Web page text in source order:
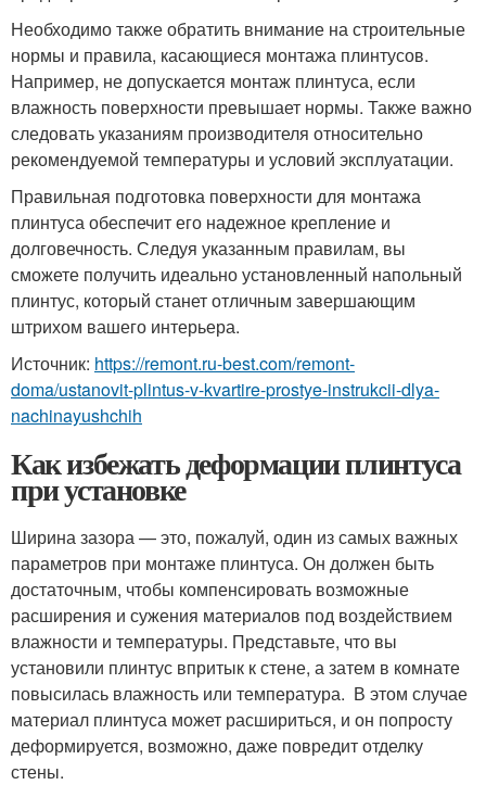
Необходимо также обратить внимание на строительные
нормы и правила, касающиеся монтажа плинтусов.
Например, не допускается монтаж плинтуса, если
влажность поверхности превышает нормы. Также важно
следовать указаниям производителя относительно
рекомендуемой температуры и условий эксплуатации.
Правильная подготовка поверхности для монтажа
плинтуса обеспечит его надежное крепление и
долговечность. Следуя указанным правилам, вы
сможете получить идеально установленный напольный
плинтус, который станет отличным завершающим
штрихом вашего интерьера.
Источник: https://remont.ru-best.com/remont-
doma/ustanovit-plintus-v-kvartire-prostye-instrukcii-dlya-
nachinayushchih
Как избежать деформации плинтуса
при установке
Ширина зазора — это, пожалуй, один из самых важных
параметров при монтаже плинтуса. Он должен быть
достаточным, чтобы компенсировать возможные
расширения и сужения материалов под воздействием
влажности и температуры. Представьте, что вы
установили плинтус впритык к стене, а затем в комнате
повысилась влажность или температура. ️ В этом случае
материал плинтуса может расшириться, и он попросту
деформируется, возможно, даже повредит отделку
стены.